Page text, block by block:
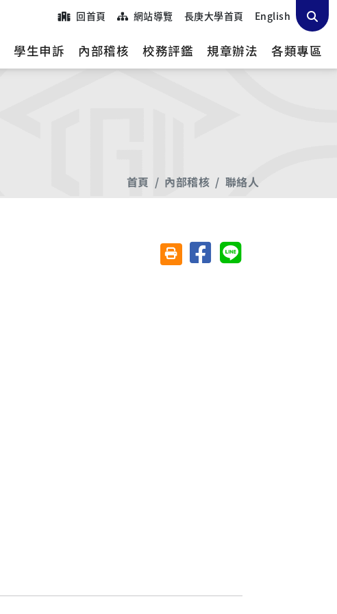
回首頁 網站導覽 長庚大學首頁 English
學生申訴 內部稽核 校務評鑑 規章辦法 各類專區
首頁 內部稽核 聯絡人
友善列印(另開視窗)
分享至臉書分享至 Line